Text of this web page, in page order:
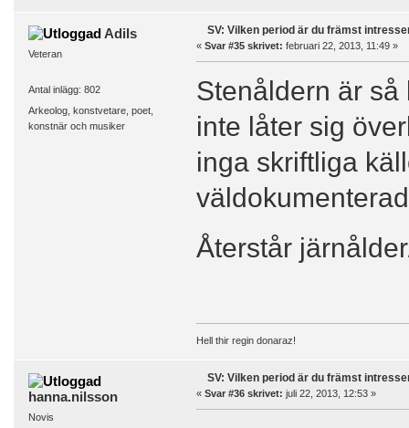
Adils
Veteran
Antal inlägg: 802
Arkeolog, konstvetare, poet,
konstnär och musiker
SV: Vilken period är du främst
« Svar #35 skrivet: februari 22, 2013, 11:49 »
Stenåldern är
inte låter sig
inga skriftliga
Återstår
Hell thir regin donaraz!
hanna.nilsson
Novis
SV: Vilken period är du främst
« Svar #36 skrivet: juli 22, 2013, 12:53 »